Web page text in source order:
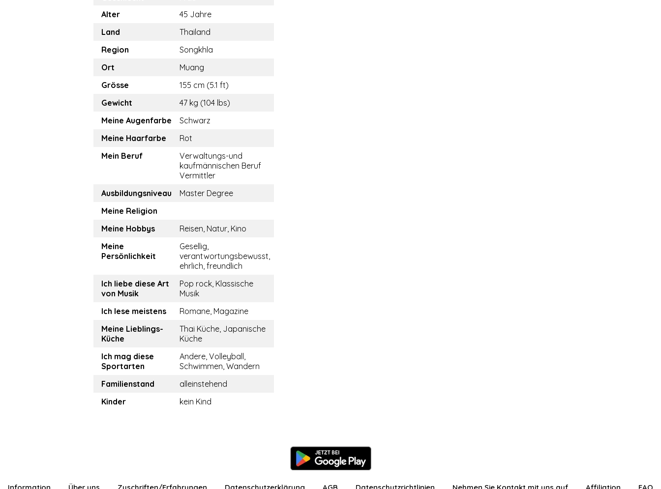
Alter
45 Jahre
Land
Thailand
Region
Songkhla
Ort
Muang
Grösse
155 cm (5.1 ft)
Gewicht
47 kg (104 lbs)
Meine Augenfarbe
Schwarz
Meine Haarfarbe
Rot
Mein Beruf
Verwaltungs-und
kaufmännischen Beruf
Vermittler
Ausbildungsniveau
Master Degree
Meine Religion
Meine Hobbys
Reisen, Natur, Kino
Meine
Persönlichkeit
Gesellig,
verantwortungsbewusst,
ehrlich, freundlich
Ich liebe diese Art
von Musik
Pop rock, Klassische
Musik
Ich lese meistens
Romane, Magazine
Meine Lieblings-
Küche
Thai Küche, Japanische
Küche
Ich mag diese
Sportarten
Andere, Volleyball,
Schwimmen, Wandern
Familienstand
alleinstehend
Kinder
kein Kind